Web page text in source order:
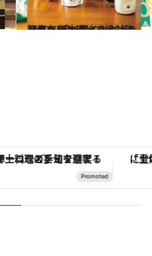
2019.5.2
【保存版】現地で絶対使える！ 「ハワイみやげの記事」10本パック
旅＆お出かけ
タリア・トスカーナの郷土料理の手法で満喫！